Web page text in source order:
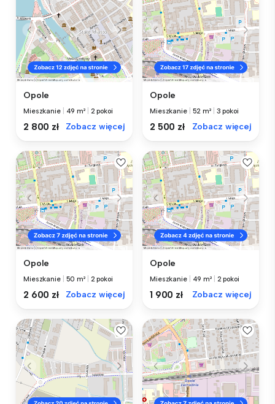
Opole
Mieszkanie 49 m² 2 pokoi
2 800 zł Zobacz więcej
Opole
Mieszkanie 52 m² 3 pokoi
2 500 zł Zobacz więcej
Opole
Mieszkanie 50 m² 2 pokoi
2 600 zł Zobacz więcej
Opole
Mieszkanie 49 m² 2 pokoi
1 900 zł Zobacz więcej